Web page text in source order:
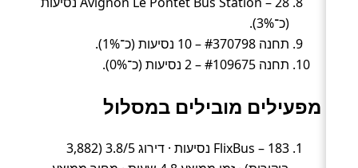
(כ־3%).
תחנה #370798 – 10 נסיעות (כ־1%).
תחנה #109675 – 2 נסיעות (כ־0%).
מפעילים מובילים במסלול
FlixBus – 183 נסיעות · דירוג 3.8/5 (3,882